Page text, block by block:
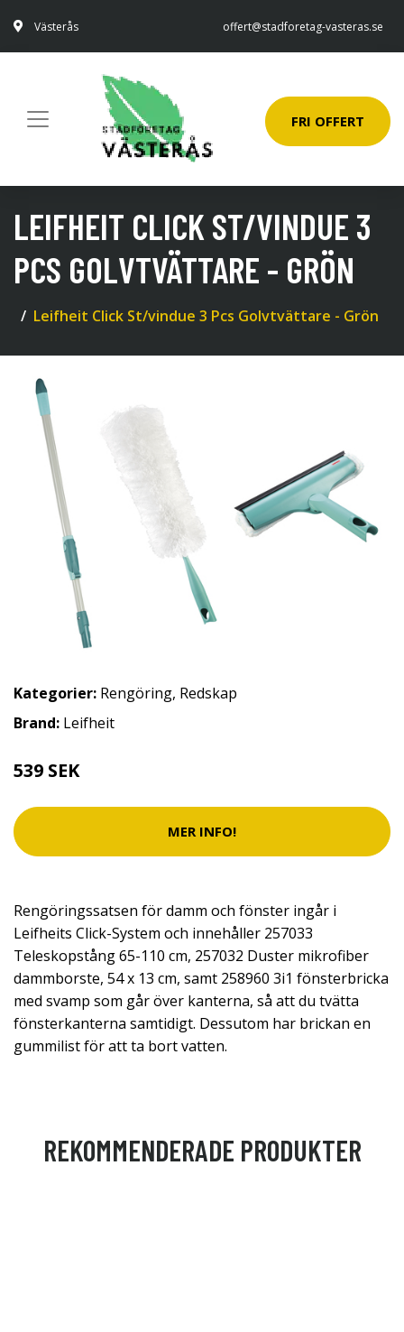
Västerås offert@stadforetag-vasteras.se
FRI OFFERT
LEIFHEIT CLICK ST/VINDUE 3
PCS GOLVTVÄTTARE - GRÖN
Leifheit Click St/vindue 3 Pcs Golvtvättare - Grön
Kategorier: Rengöring, Redskap
Brand: Leifheit
539 SEK
MER INFO!
Rengöringssatsen för damm och fönster ingår i
Leifheits Click-System och innehåller 257033
Teleskopstång 65-110 cm, 257032 Duster mikrofiber
dammborste, 54 x 13 cm, samt 258960 3i1 fönsterbricka
med svamp som går över kanterna, så att du tvätta
fönsterkanterna samtidigt. Dessutom har brickan en
gummilist för att ta bort vatten.
REKOMMENDERADE PRODUKTER